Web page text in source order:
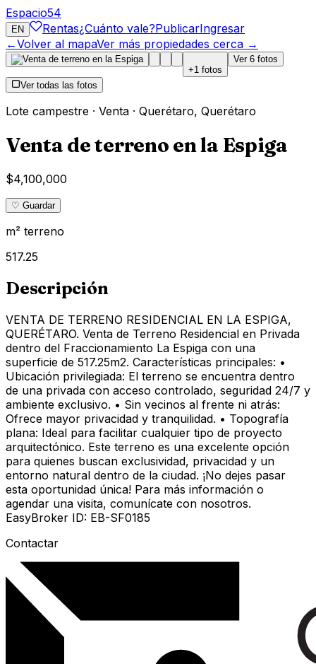
Espacio54
EN Rentas¿Cuánto vale?PublicarIngresar
←Volver al mapaVer más propiedades cerca →
+1 fotos
Ver 6 fotos
Ver todas las fotos
Lote campestre · Venta · Querétaro, Querétaro
Venta de terreno en la Espiga
$4,100,000
♡ Guardar
m² terreno
517.25
Descripción
VENTA DE TERRENO RESIDENCIAL EN LA ESPIGA,
QUERÉTARO. Venta de Terreno Residencial en Privada
dentro del Fraccionamiento La Espiga con una
superficie de 517.25m2. Características principales: •
Ubicación privilegiada: El terreno se encuentra dentro
de una privada con acceso controlado, seguridad 24/7 y
ambiente exclusivo. • Sin vecinos al frente ni atrás:
Ofrece mayor privacidad y tranquilidad. • Topografía
plana: Ideal para facilitar cualquier tipo de proyecto
arquitectónico. Este terreno es una excelente opción
para quienes buscan exclusividad, privacidad y un
entorno natural dentro de la ciudad. ¡No dejes pasar
esta oportunidad única! Para más información o
agendar una visita, comunícate con nosotros.
EasyBroker ID: EB-SF0185
Contactar